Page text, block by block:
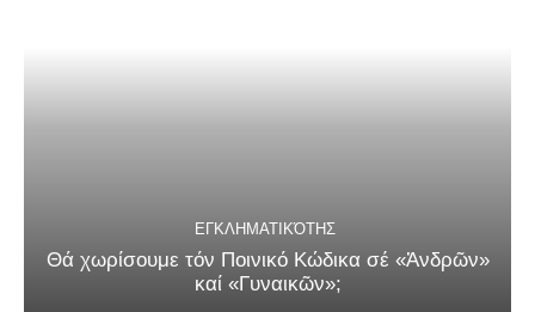
ΕΓΚΛΗΜΑΤΙΚΌΤΗΣ
Θά χωρίσουμε τόν Ποινικό Κώδικα σέ «Ἀνδρῶν»
καί «Γυναικῶν»;